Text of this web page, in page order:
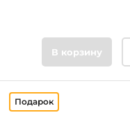
основания
Стиль
В корзину